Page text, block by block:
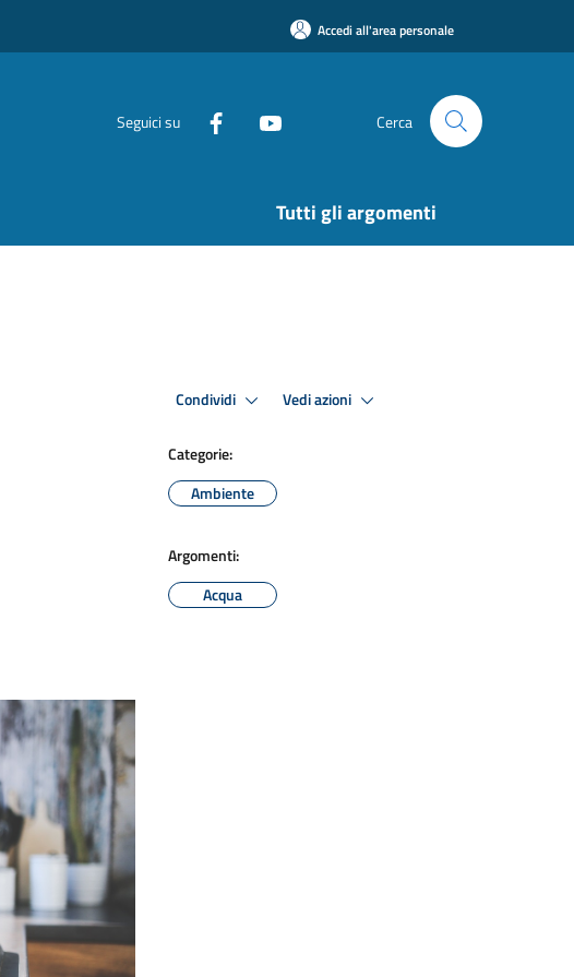
Accedi all'area personale
Seguici su Cerca
Tutti gli argomenti
Condividi Vedi azioni
Categorie:
Ambiente
Argomenti:
Acqua